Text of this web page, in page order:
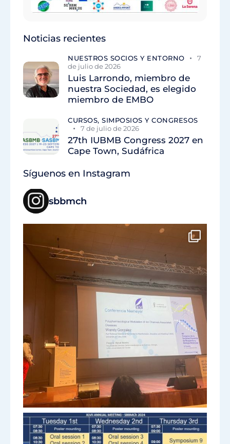
Noticias recientes
NUESTROS SOCIOS Y ENTORNO
7
de julio de 2026
Luis Larrondo, miembro de
nuestra Sociedad, es elegido
miembro de EMBO
CURSOS, SIMPOSIOS Y CONGRESOS
7 de julio de 2026
27th IUBMB Congress 2027 en
Cape Town, Sudáfrica
Síguenos en Instagram
sbbmch